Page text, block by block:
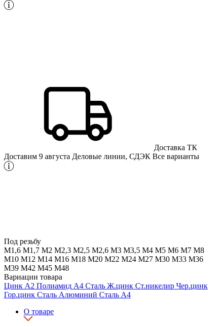
Доставка ТК
Доставим 9 августа Деловые линии, СДЭК Все варианты
Под резьбу
М1,6 М1,7 М2 М2,3 М2,5 М2,6 М3 М3,5 М4 М5 М6 М7 М8
М10 М12 М14 М16 М18 М20 М22 М24 М27 М30 М33 М36
М39 М42 М45 М48
Вариации товара
Цинк А2 Полиамид А4 Сталь Ж.цинк Ст.никелир Чер.цинк
Гор.цинк Сталь Алюминий Сталь А4
О товаре